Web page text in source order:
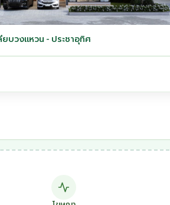
ยบวงแหวน - ประชาอุทิศ